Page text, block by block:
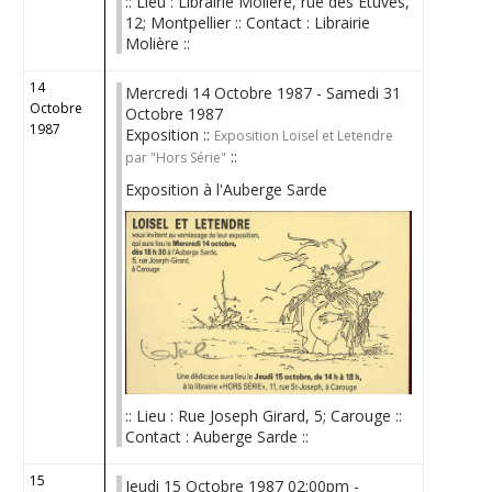
12; Montpellier :: Contact : Librairie
Molière ::
14
Octobre
1987
Mercredi 14 Octobre 1987 - Samedi 31
Octobre 1987
Exposition :: Exposition Loisel et Letendre
par "Hors Série" ::
Exposition à l'Auberge Sarde
:: Lieu : Rue Joseph Girard, 5; Carouge ::
Contact : Auberge Sarde ::
15
Jeudi 15 Octobre 1987 02:00pm -